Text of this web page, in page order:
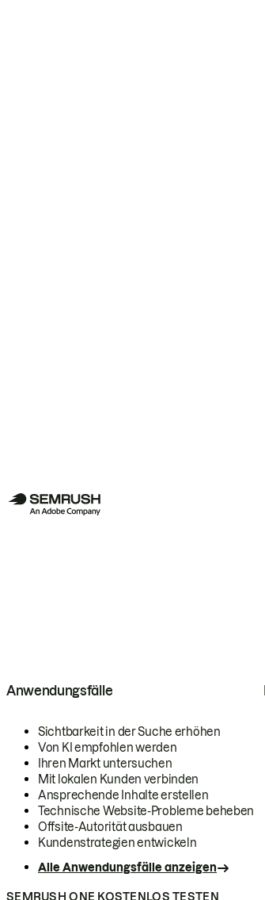
Anwendungsfälle
Sichtbarkeit in der Suche erhöhen
Von KI empfohlen werden
Ihren Markt untersuchen
Mit lokalen Kunden verbinden
Ansprechende Inhalte erstellen
Technische Website-Probleme beheben
Offsite-Autorität ausbauen
Kundenstrategien entwickeln
Alle Anwendungsfälle anzeigen
SEMRUSH ONE KOSTENLOS TESTEN